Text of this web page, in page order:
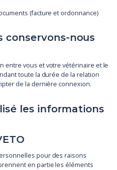
(facture et ordonnance)
conservons-nous
entre vous et votre vétérinaire et le
toute la durée de la relation
de la dernière connexion.
les informations
pour des raisons
en partie les éléments